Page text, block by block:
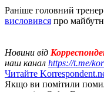
Раніше головний тренер
висловився про
Новини від
наш канал https://t.me/
Читайте
Якщо ви помітили